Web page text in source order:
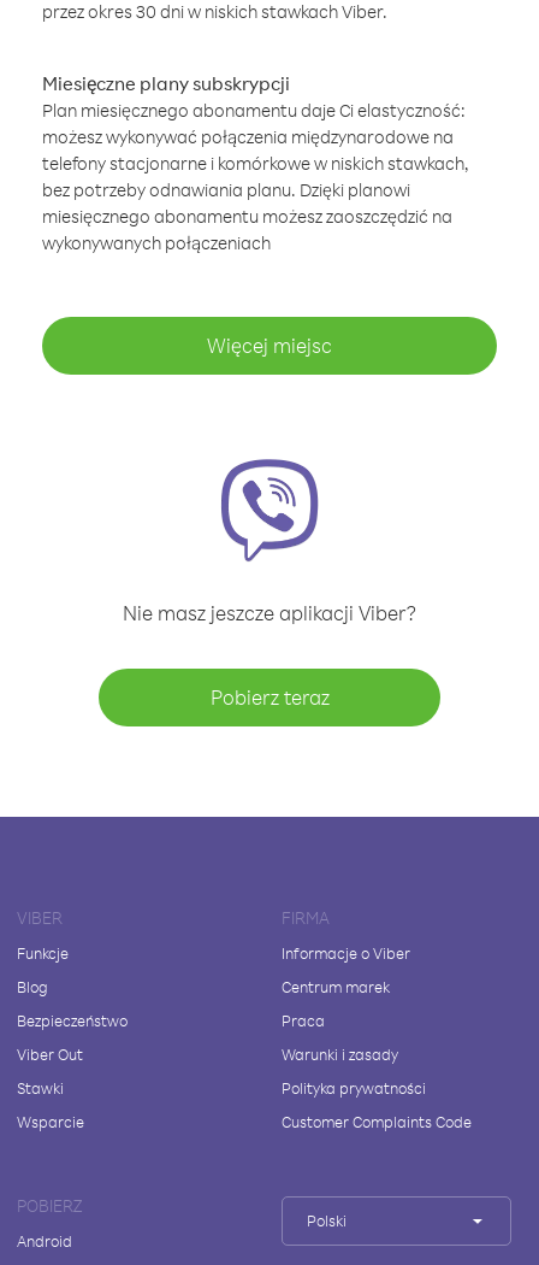
przez okres 30 dni w niskich stawkach Viber.
Miesięczne plany subskrypcji
Plan miesięcznego abonamentu daje Ci elastyczność:
możesz wykonywać połączenia międzynarodowe na
telefony stacjonarne i komórkowe w niskich stawkach,
bez potrzeby odnawiania planu. Dzięki planowi
miesięcznego abonamentu możesz zaoszczędzić na
wykonywanych połączeniach
Więcej miejsc
Nie masz jeszcze aplikacji Viber?
Pobierz teraz
VIBER
Funkcje
Blog
Bezpieczeństwo
Viber Out
Stawki
Wsparcie
FIRMA
Informacje o Viber
Centrum marek
Praca
Warunki i zasady
Polityka prywatności
Customer Complaints Code
POBIERZ
Android
Polski